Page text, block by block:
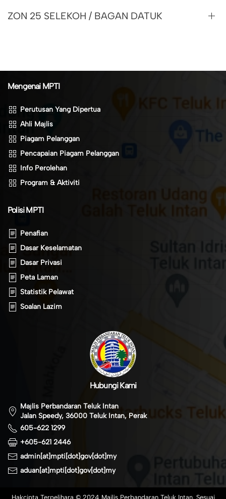
ZON 25 SELEKOH / BAGAN DATUK
Mengenai MPTI
Perutusan Yang Dipertua
Ahli Majlis
Piagam Pelanggan
Pencapaian Piagam Pelanggan
Info Perolehan
Program & Aktiviti
Polisi MPTI
Penafian
Dasar Keselamatan
Dasar Privasi
Peta Laman
Statistik Pelawat
Soalan Lazim
Hubungi Kami
Majlis Perbandaran Teluk Intan
Jalan Speedy, 36000 Teluk Intan, Perak
605-622 1299
+605-621 2446
admin[at]mpti[dot]gov[dot]my
aduan[at]mpti[dot]gov[dot]my
Hakcipta Terpelihara © 2024 Majlis Perbandaran Teluk Intan. Sesuai